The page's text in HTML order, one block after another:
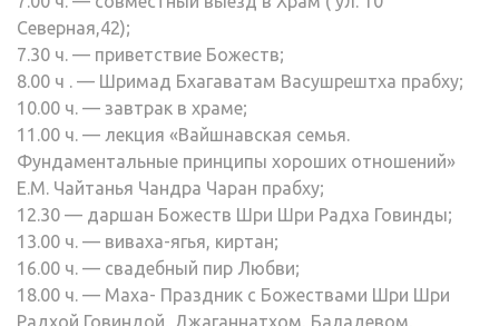
Северная,42);
7.30 ч. — приветствие Божеств;
8.00 ч . — Шримад Бхагаватам Васушрештха прабху;
10.00 ч. — завтрак в храме;
11.00 ч. — лекция «Вайшнавская семья.
Фундаментальные принципы хороших отношений»
Е.М. Чайтанья Чандра Чаран прабху;
12.30 — даршан Божеств Шри Шри Радха Говинды;
13.00 ч. — виваха-ягья, киртан;
16.00 ч. — свадебный пир Любви;
18.00 ч. — Маха- Праздник с Божествами Шри Шри
Радхой Говиндой, Джаганнатхом, Баладевом,